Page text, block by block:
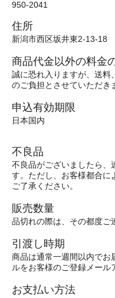
950-2041
住所
新潟市西区坂井東2-13-18
商品代金以外の料金
誠に恐れ入りますが、送料
のご負担とさせていただき
申込有効期限
日本国内
不良品
不良品がございましたら、
す。ただし、お客様都合に
ご了承ください。
販売数量
品切れの際は、その都度ご
引渡し時期
商品は通常一週間以内でお
ルをお客様のご登録メール
お支払い方法